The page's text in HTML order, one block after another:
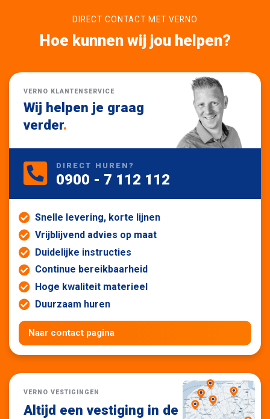
DIRECT CONTACT MET VERNO
Hoe kunnen wij jou helpen?
VERNO KLANTENSERVICE
Wij helpen je graag
verder.
DIRECT HUREN?
0900 - 7 112 112
Snelle levering, korte lijnen
Vrijblijvend advies op maat
Duidelijke instructies
Continue bereikbaarheid
Hoge kwaliteit materieel
Duurzaam huren
Naar contact pagina
VERNO VESTIGINGEN
Altijd een vestiging in de